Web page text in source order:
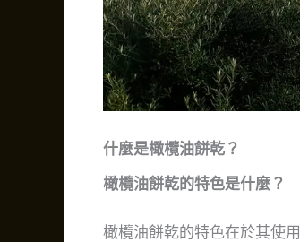
什麼是橄欖油餅乾？
橄欖油餅乾的特色是什麼？
橄欖油餅乾的特色在於其使